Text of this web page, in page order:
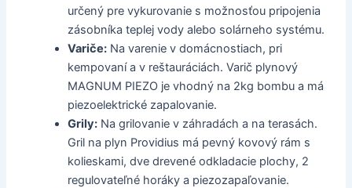
určený pre vykurovanie s možnosťou pripojenia
zásobníka teplej vody alebo solárneho systému.
Variče: Na varenie v domácnostiach, pri
kempovaní a v reštauráciách. Varič plynový
MAGNUM PIEZO je vhodný na 2kg bombu a má
piezoelektrické zapalovanie.
Grily: Na grilovanie v záhradách a na terasách.
Gril na plyn Providius má pevný kovový rám s
kolieskami, dve drevené odkladacie plochy, 2
regulovateľné horáky a piezozapaľovanie.